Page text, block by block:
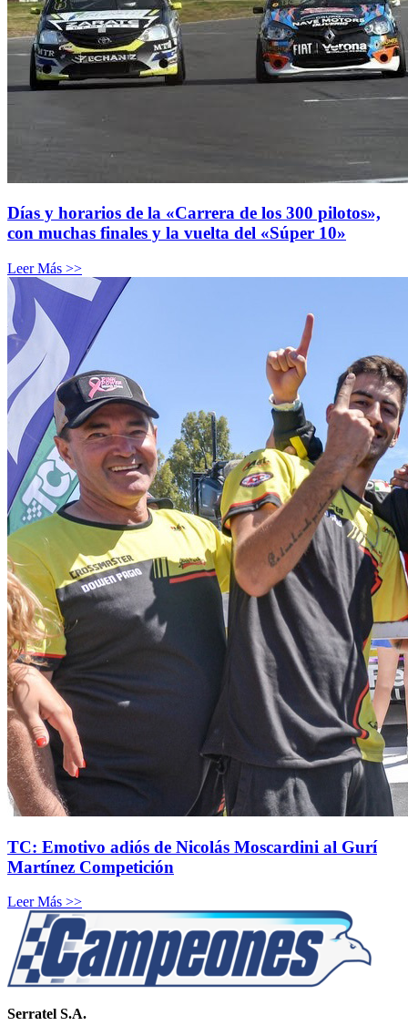
Días y horarios de la «Carrera de los 300 pilotos»,
con muchas finales y la vuelta del «Súper 10»
Leer Más >>
TC: Emotivo adiós de Nicolás Moscardini al Gurí
Martínez Competición
Leer Más >>
Serratel S.A.